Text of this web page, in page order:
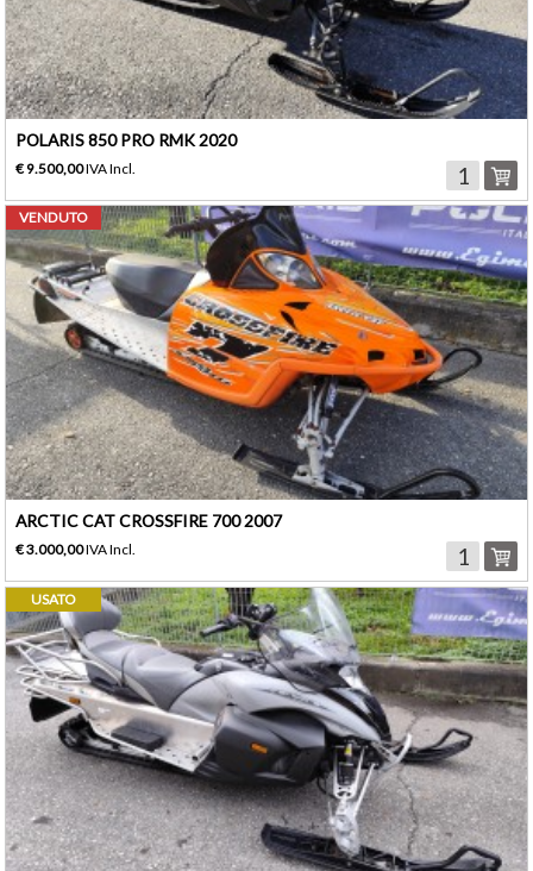
POLARIS 850 PRO RMK 2020
€ 9.500,00IVA Incl.
ARCTIC CAT CROSSFIRE 700 2007
VENDUTO
€ 3.000,00IVA Incl.
USATO